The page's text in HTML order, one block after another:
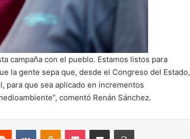
campaña con el pueblo. Estamos listos para
la gente sepa que, desde el Congreso del Estado,
para que sea aplicado en incrementos
comentó Renán Sánchez.
Reddit VKontakteOdnoklassniki
Pocket Compartir por correo electrónicoImprimir